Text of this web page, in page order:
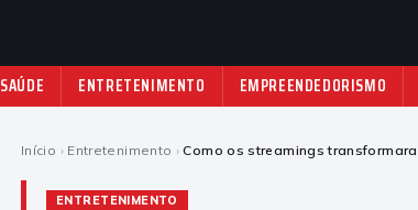
SAÚDE ENTRETENIMENTO EMPREENDEDORISMO
Início › Entretenimento › Como os streamings
ENTRETENIMENTO